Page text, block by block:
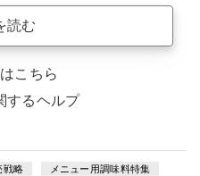
読む
こちら
するヘルプ
戦略 メニュー用調味料特集